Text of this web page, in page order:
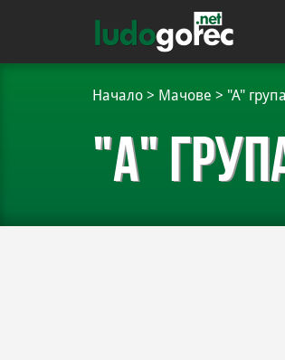
Начало > Мачове > "А" група
"А"